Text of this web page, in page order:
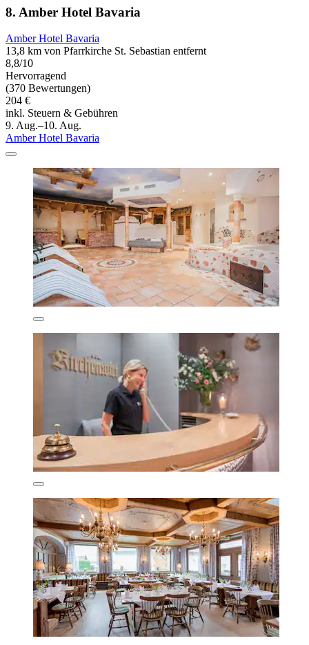
8. Amber Hotel Bavaria
Amber Hotel Bavaria
13,8 km von Pfarrkirche St. Sebastian entfernt
8,8/10
Hervorragend
(370 Bewertungen)
204 €
inkl. Steuern & Gebühren
9. Aug.–10. Aug.
Amber Hotel Bavaria